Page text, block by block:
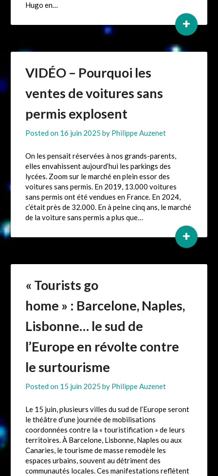
Hugo en…
+
VIDÉO – Pourquoi les
ventes de voitures sans
permis explosent
Posted on 16 juin 2025 by Philippe Auzenet
On les pensait réservées à nos grands-parents,
elles envahissent aujourd’hui les parkings des
lycées. Zoom sur le marché en plein essor des
voitures sans permis. En 2019, 13.000 voitures
sans permis ont été vendues en France. En 2024,
c’était près de 32.000. En à peine cinq ans, le marché
de la voiture sans permis a plus que…
+
« Tourists go
home » : Barcelone, Naples,
Lisbonne… le sud de
l’Europe en révolte contre
le surtourisme
Posted on 15 juin 2025 by Philippe Auzenet
Le 15 juin, plusieurs villes du sud de l’Europe seront
le théâtre d’une journée de mobilisations
coordonnées contre la « touristification » de leurs
territoires. À Barcelone, Lisbonne, Naples ou aux
Canaries, le tourisme de masse remodèle les
espaces urbains, souvent au détriment des
communautés locales. Ces manifestations reflètent